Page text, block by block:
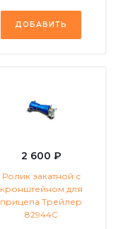
ДОБАВИТЬ
2 600 ₽
Ролик закатной с
кронштейном для
прицепа Трейлер
82944С